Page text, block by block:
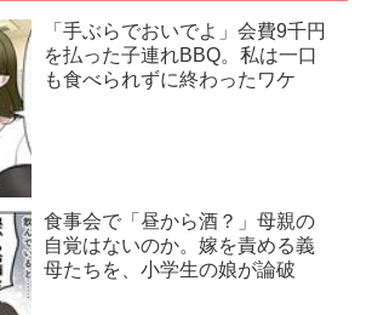
「手ぶらでおいでよ」会費9千円
を払った子連れBBQ。私は一口
も食べられずに終わったワケ
食事会で「昼から酒？」母親の
自覚はないのか。嫁を責める義
母たちを、小学生の娘が論破